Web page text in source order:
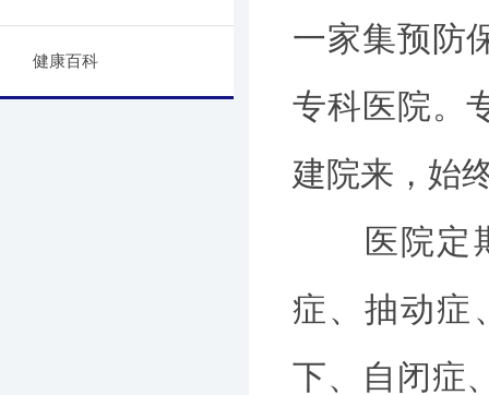
健康百科
一家集预防
专科医院。
建院来，始
医院定期
症、抽动症
下、自闭症